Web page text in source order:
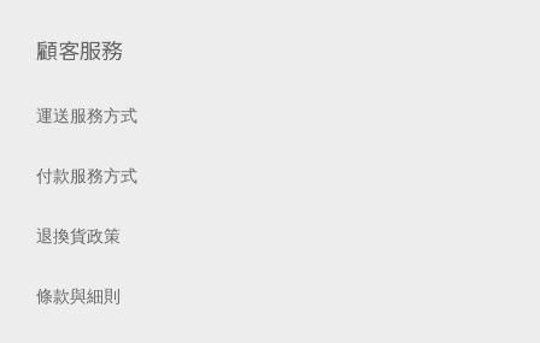
顧客服務
運送服務方式
付款服務方式
退換貨政策
條款與細則